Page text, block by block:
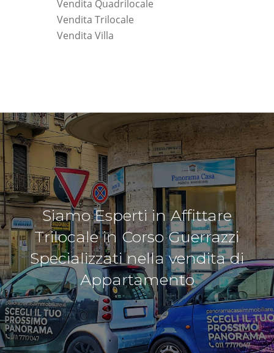
Vendita Quadrilocale
Vendita Trilocale
Vendita Villa
Siamo Esperti in Affittare
Trilocale in Corso Guerrazzi
Specializzati nella vendita di
Appartamento